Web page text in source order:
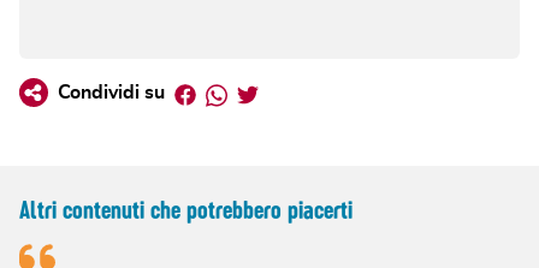
Condividi su Facebook
Whatsapp
Twitter
Altri contenuti che potrebbero piacerti